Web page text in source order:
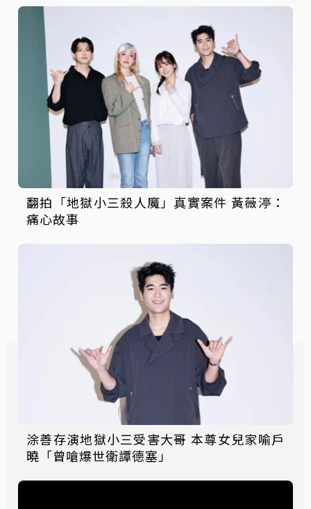
翻拍「地獄小三殺人魔」真實案件 黃薇渟：
痛心故事
涂善存演地獄小三受害大哥 本尊女兒家喻戶
曉「曾嗆爆世衛譚德塞」